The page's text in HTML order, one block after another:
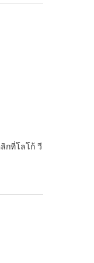
กที่โลโก้ วี